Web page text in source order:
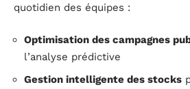
quotidien des équipes :
Optimisation des campagnes
l’analyse prédictive
Gestion intelligente des stocks